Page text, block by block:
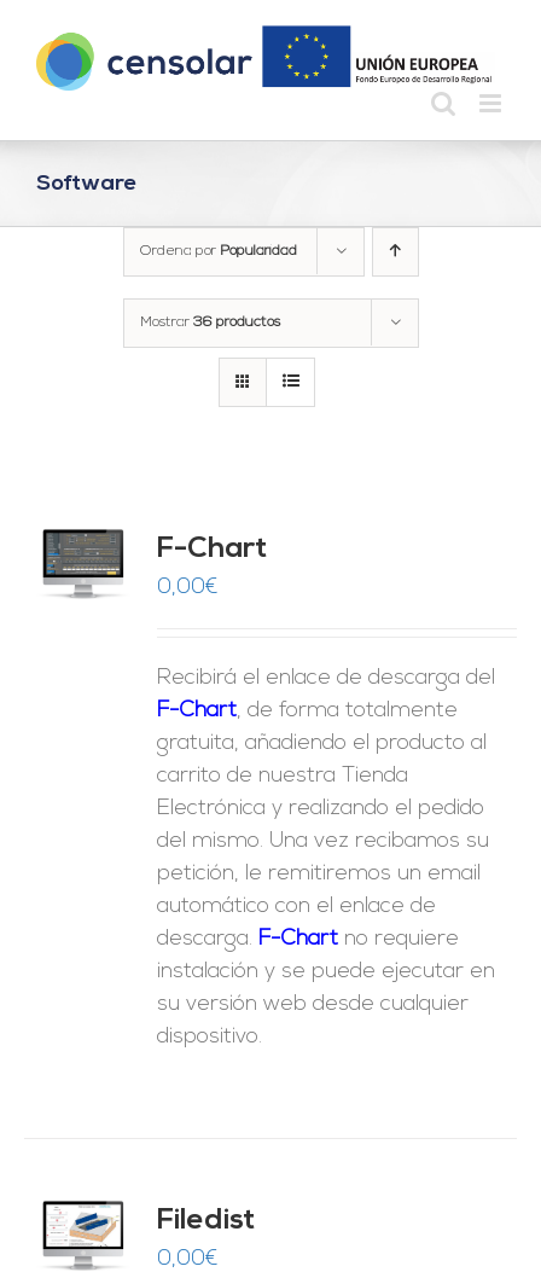
contenido
Software
Ordena por Popularidad
Mostrar 36 productos
F-Chart
0,00€
Recibirá el enlace de descarga del
F-Chart, de forma totalmente
gratuita, añadiendo el producto al
carrito de nuestra Tienda
Electrónica y realizando el pedido
del mismo. Una vez recibamos su
petición, le remitiremos un email
automático con el enlace de
descarga. F-Chart no requiere
instalación y se puede ejecutar en
su versión web desde cualquier
dispositivo.
Filedist
0,00€